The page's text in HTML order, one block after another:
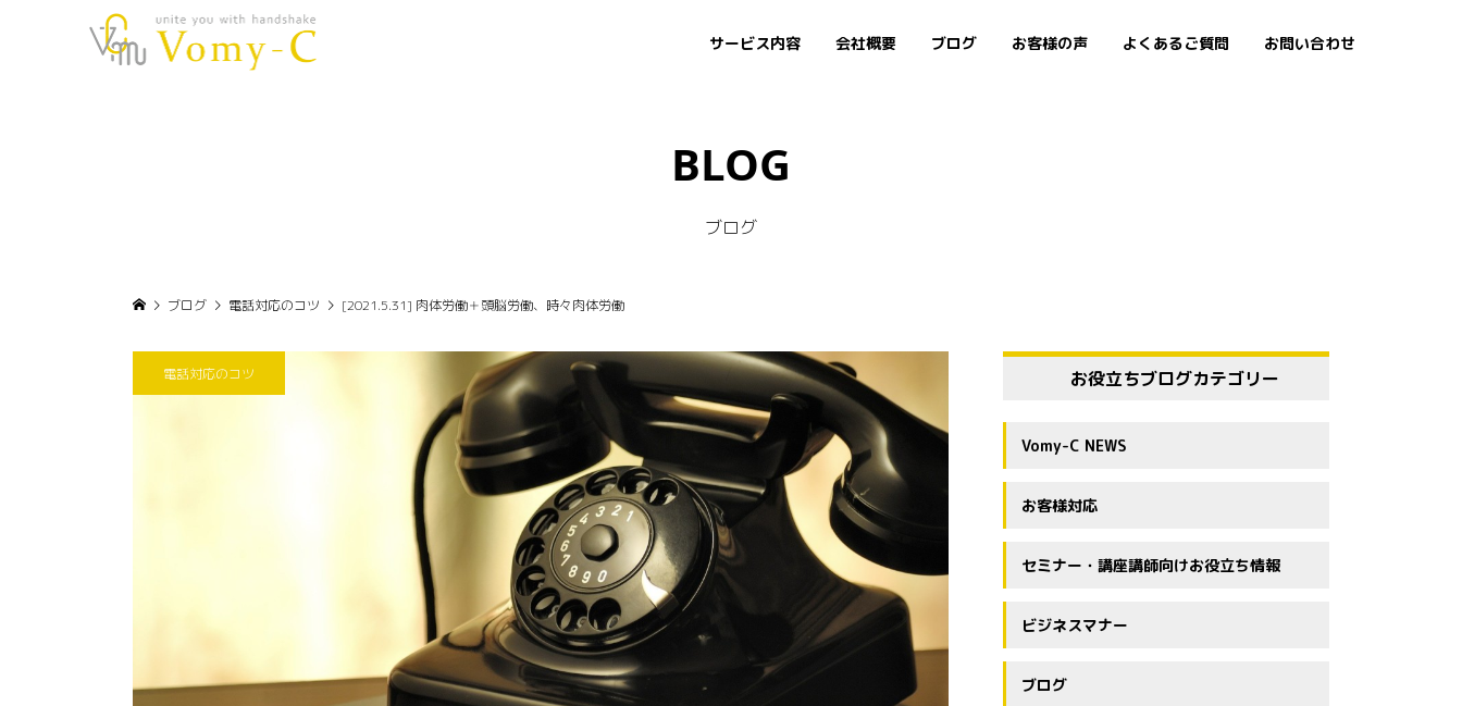
サービス内容 会社概要 ブログ お客様の声 よくあるご質問 お問い合わせ
BLOG
ブログ
ブログ 電話対応のコツ [2021.5.31] 肉体労働＋頭脳労働、時々肉体労働
電話対応のコツ お役立ちブログカテゴリー
Vomy-C NEWS
お客様対応
セミナー・講座講師向けお役立ち情報
ビジネスマナー
ブログ